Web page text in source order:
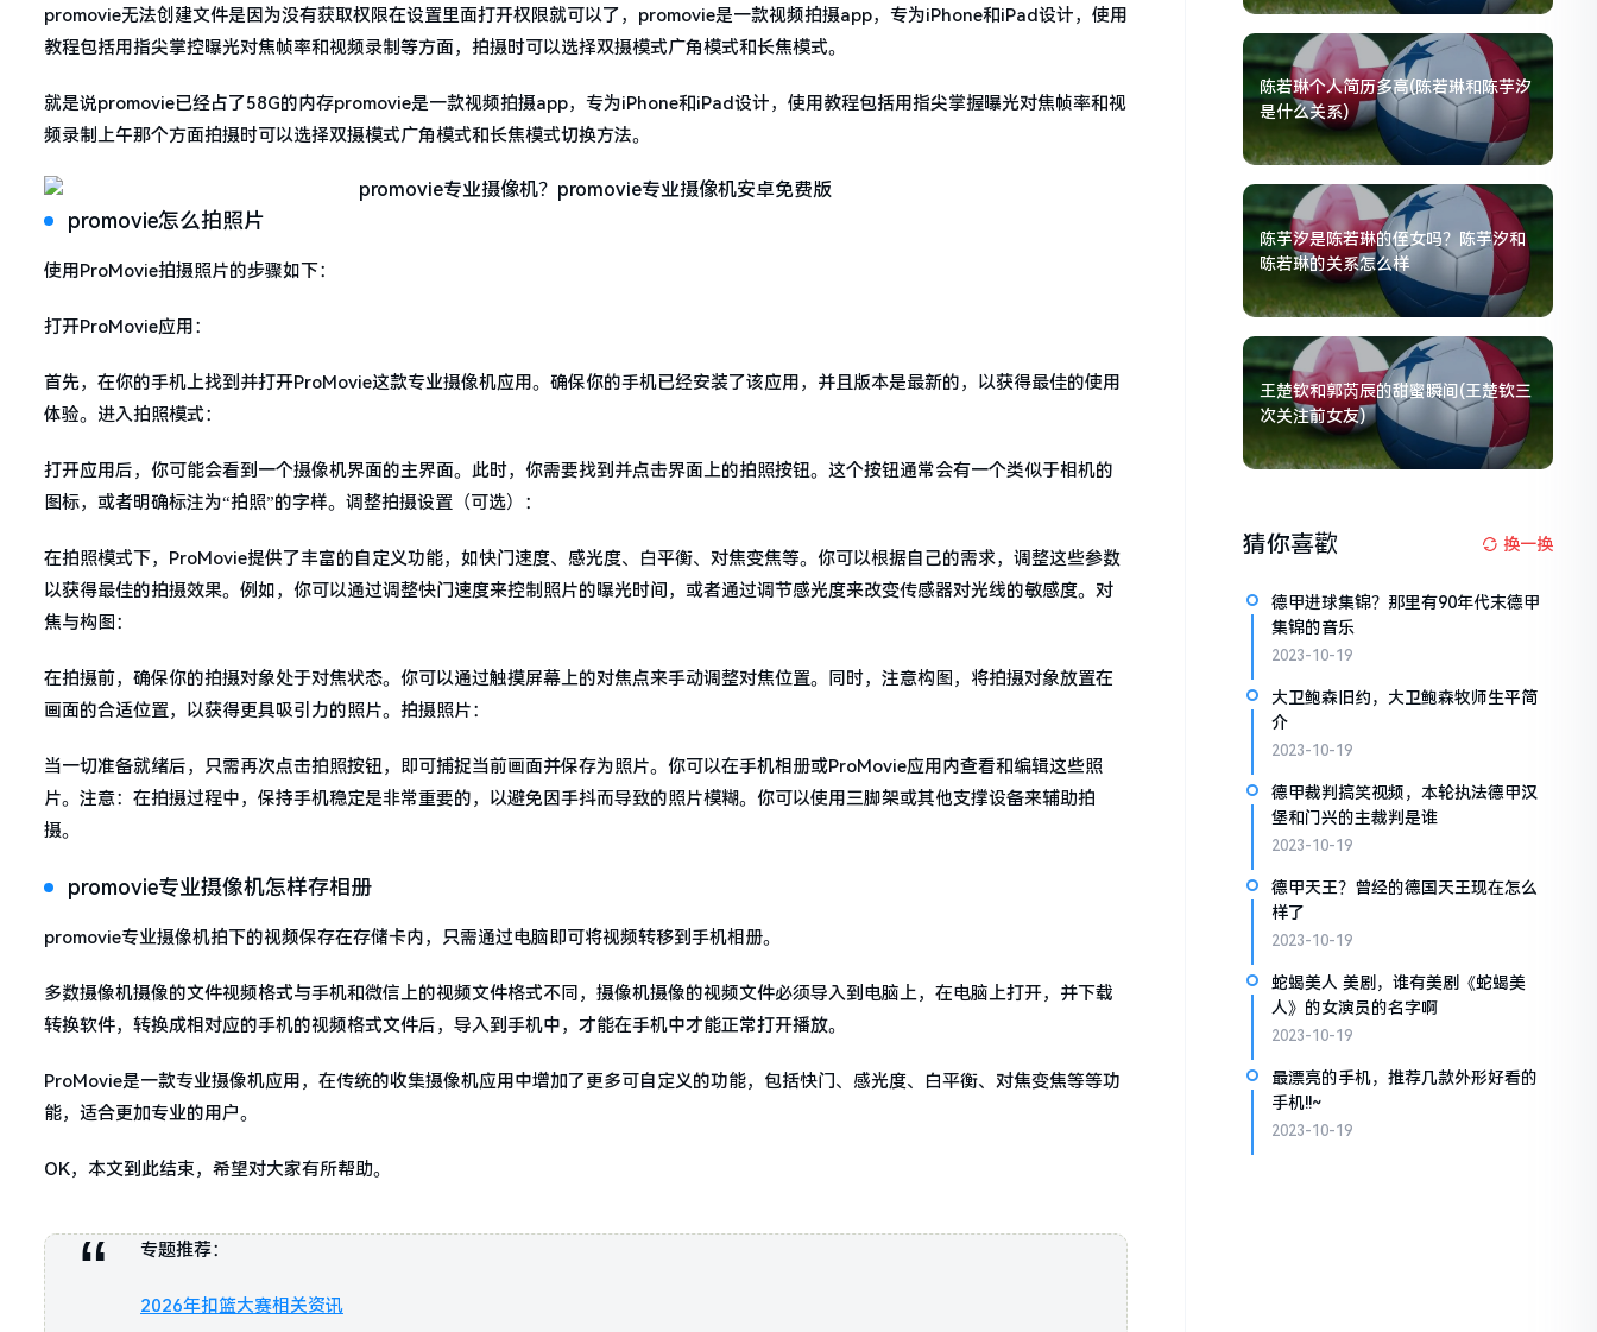
promovie无法创建文件是因为没有获取权限在设置里面打开权限就可以了，promovie是一款视频拍摄app，专为iPhone和iPad设计，使用
教程包括用指尖掌控曝光对焦帧率和视频录制等方面，拍摄时可以选择双摄模式广角模式和长焦模式。
就是说promovie已经占了58G的内存promovie是一款视频拍摄app，专为iPhone和iPad设计，使用教程包括用指尖掌握曝光对焦帧率和视
频录制上午那个方面拍摄时可以选择双摄模式广角模式和长焦模式切换方法。
promovie怎么拍照片
使用ProMovie拍摄照片的步骤如下：
打开ProMovie应用：
首先，在你的手机上找到并打开ProMovie这款专业摄像机应用。确保你的手机已经安装了该应用，并且版本是最新的，以获得最佳的使用
体验。进入拍照模式：
打开应用后，你可能会看到一个摄像机界面的主界面。此时，你需要找到并点击界面上的拍照按钮。这个按钮通常会有一个类似于相机的
图标，或者明确标注为“拍照”的字样。调整拍摄设置（可选）：
在拍照模式下，ProMovie提供了丰富的自定义功能，如快门速度、感光度、白平衡、对焦变焦等。你可以根据自己的需求，调整这些参数
以获得最佳的拍摄效果。例如，你可以通过调整快门速度来控制照片的曝光时间，或者通过调节感光度来改变传感器对光线的敏感度。对
焦与构图：
在拍摄前，确保你的拍摄对象处于对焦状态。你可以通过触摸屏幕上的对焦点来手动调整对焦位置。同时，注意构图，将拍摄对象放置在
画面的合适位置，以获得更具吸引力的照片。拍摄照片：
当一切准备就绪后，只需再次点击拍照按钮，即可捕捉当前画面并保存为照片。你可以在手机相册或ProMovie应用内查看和编辑这些照
片。注意：在拍摄过程中，保持手机稳定是非常重要的，以避免因手抖而导致的照片模糊。你可以使用三脚架或其他支撑设备来辅助拍
摄。
promovie专业摄像机怎样存相册
promovie专业摄像机拍下的视频保存在存储卡内，只需通过电脑即可将视频转移到手机相册。
多数摄像机摄像的文件视频格式与手机和微信上的视频文件格式不同，摄像机摄像的视频文件必须导入到电脑上，在电脑上打开，并下载
转换软件，转换成相对应的手机的视频格式文件后，导入到手机中，才能在手机中才能正常打开播放。
ProMovie是一款专业摄像机应用，在传统的收集摄像机应用中增加了更多可自定义的功能，包括快门、感光度、白平衡、对焦变焦等等功
能，适合更加专业的用户。
OK，本文到此结束，希望对大家有所帮助。
专题推荐：
2026年扣篮大赛相关资讯
陈若琳个人简历多高(陈若琳和陈芋汐
是什么关系)
陈芋汐是陈若琳的侄女吗？陈芋汐和
陈若琳的关系怎么样
王楚钦和郭芮辰的甜蜜瞬间(王楚钦三
次关注前女友)
猜你喜歡 换一换
德甲进球集锦？那里有90年代末德甲
集锦的音乐
2023-10-19
大卫鲍森旧约，大卫鲍森牧师生平简
介
2023-10-19
德甲裁判搞笑视频，本轮执法德甲汉
堡和门兴的主裁判是谁
2023-10-19
德甲天王？曾经的德国天王现在怎么
样了
2023-10-19
蛇蝎美人 美剧，谁有美剧《蛇蝎美
人》的女演员的名字啊
2023-10-19
最漂亮的手机，推荐几款外形好看的
手机!!~
2023-10-19